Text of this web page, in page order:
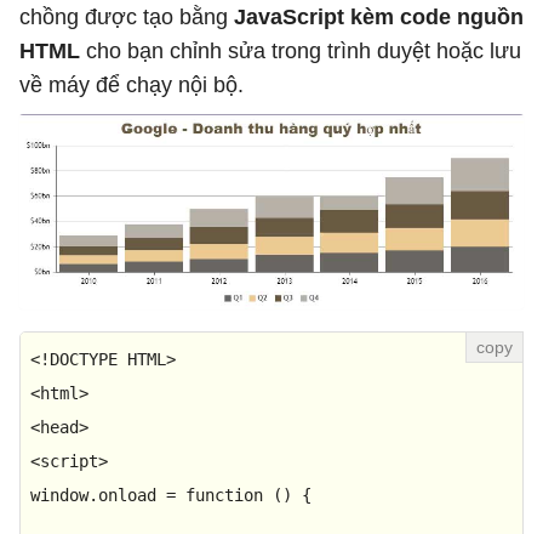
chồng được tạo bằng JavaScript kèm code nguồn
HTML cho bạn chỉnh sửa trong trình duyệt hoặc lưu
về máy để chạy nội bộ.
<! DOCTYPE HTML
<html>
<head>
<script>
window. onload = function ( ) {